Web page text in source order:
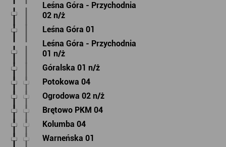
Leśna Góra - Przychodnia
02 n/ż
Leśna Góra 01
Leśna Góra - Przychodnia
01 n/ż
Góralska 01 n/ż
Potokowa 04
Ogrodowa 02 n/ż
Brętowo PKM 04
Kolumba 04
Warneńska 01